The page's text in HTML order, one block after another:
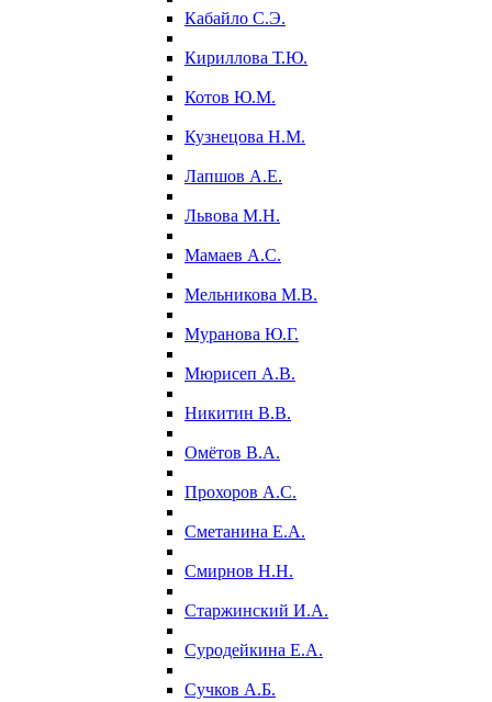
Кабайло С.Э.
Кириллова Т.Ю.
Котов Ю.М.
Кузнецова Н.М.
Лапшов А.Е.
Львова М.Н.
Мамаев А.С.
Мельникова М.В.
Муранова Ю.Г.
Мюрисеп А.В.
Никитин В.В.
Омётов В.А.
Прохоров А.С.
Сметанина Е.А.
Смирнов Н.Н.
Старжинский И.А.
Суродейкина Е.А.
Сучков А.Б.